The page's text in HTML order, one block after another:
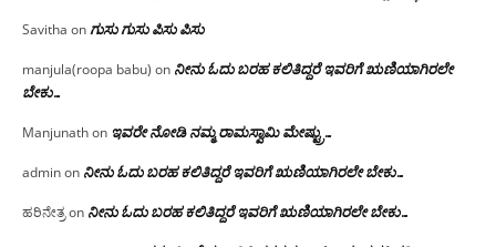
Savitha onಗುಸು ಗುಸು ಪಿಸು ಪಿಸು
manjula(roopa babu) on ನೀನು ಓದು ಬರಹ ಕಲಿತಿದ್ದರೆ ಇವರಿಗೆ ಋಣಿಯಾಗಿರಲೇ
ಬೇಕು…
Manjunathon ಇವರೇ‌ ನೋಡಿ‌ ನಮ್ಮ‌ ರಾಮಸ್ವಾಮಿ ಮೇಷ್ಟ್ರು…
adminon ನೀನು ಓದು ಬರಹ ಕಲಿತಿದ್ದರೆ ಇವರಿಗೆ ಋಣಿಯಾಗಿರಲೇ ಬೇಕು…
ಹರಿನೇತ್ರon ನೀನು ಓದು ಬರಹ ಕಲಿತಿದ್ದರೆ ಇವರಿಗೆ ಋಣಿಯಾಗಿರಲೇ ಬೇಕು…